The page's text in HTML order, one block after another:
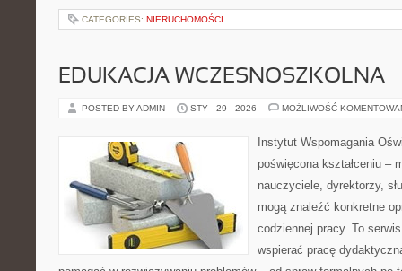
CATEGORIES: NIERUCHOMOŚCI
EDUKACJA WCZESNOSZKOLNA
POSTED BY ADMIN STY - 29 - 2026 MOŻLIWOŚĆ
Instytut Wspomagania
poświęcona kształceniu –
nauczyciele, dyrektorzy,
mogą znaleźć konkretne
codziennej pracy. To
wspierać pracę